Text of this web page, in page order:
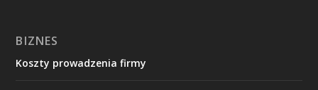
BIZNES
Koszty prowadzenia firmy